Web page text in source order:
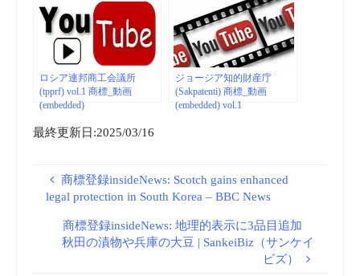
ロシア連邦商工会議所
(tpprf) vol.1 商標_動画
(embedded)
ジョージア知的財産庁
(Sakpatenti) 商標_動画
(embedded) vol.1
最終更新日:2025/03/16
商標登録insideNews: Scotch gains enhanced
legal protection in South Korea – BBC News
商標登録insideNews: 地理的表示に3品目追加
秋田の漬物や兵庫の大豆 | SankeiBiz（サンケイ
ビズ）